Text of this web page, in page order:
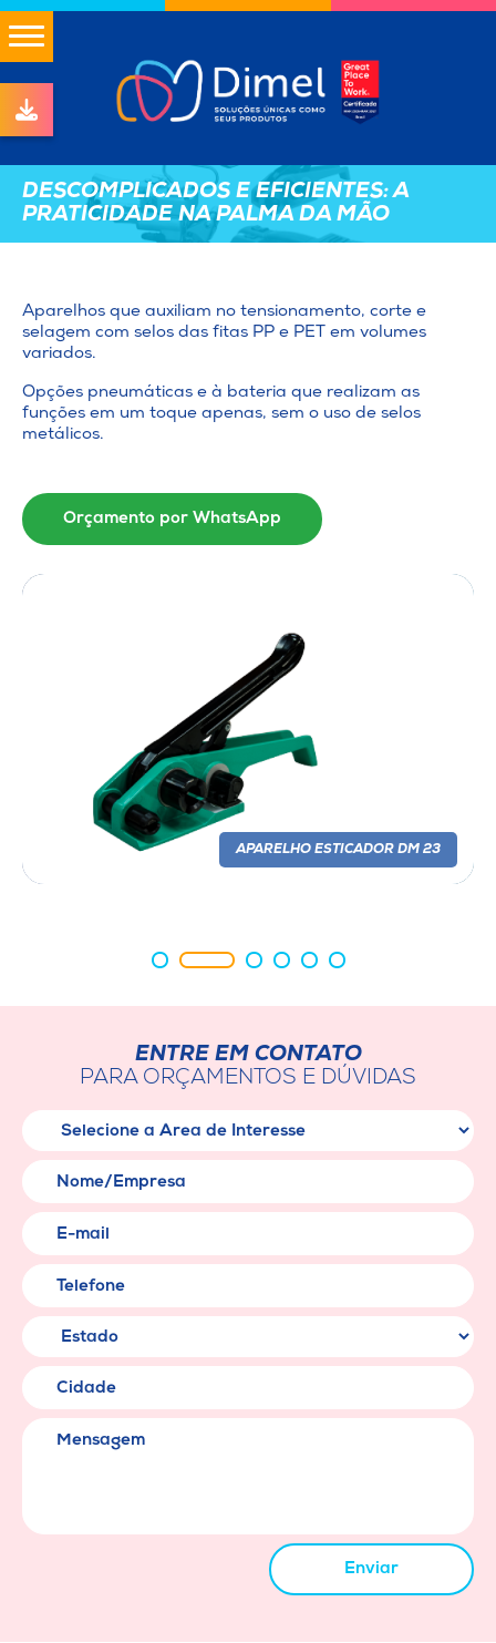
DESCOMPLICADOS E EFICIENTES: A
PRATICIDADE NA PALMA DA MÃO
Aparelhos que auxiliam no tensionamento, corte e
selagem com selos das fitas PP e PET em volumes
variados.
Opções pneumáticas e à bateria que realizam as
funções em um toque apenas, sem o uso de selos
metálicos.
Orçamento por WhatsApp
APARELHO ESTICADOR DM 23
APARELHO ESTICADOR DM 23
APARELHO ESTICADOR DM 23
ENTRE EM CONTATO
PARA ORÇAMENTOS E DÚVIDAS
Enviar